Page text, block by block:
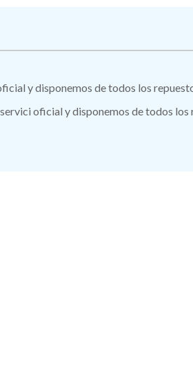
y disponemos de todos los
oficial y disponemos de todos los